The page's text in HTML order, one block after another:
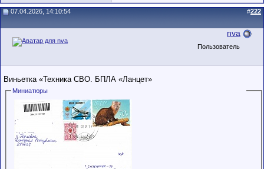
07.04.2026, 14:10:54 #222
nva
Пользователь
Виньетка «Техника СВО. БПЛА «Ланцет»
Миниатюры